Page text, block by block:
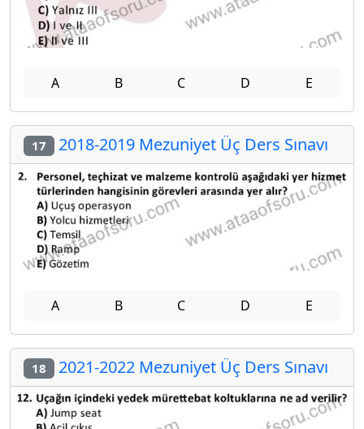
A B C D E
17 2018-2019 Mezuniyet Üç Ders Sınavı
A B C D E
18 2021-2022 Mezuniyet Üç Ders Sınavı